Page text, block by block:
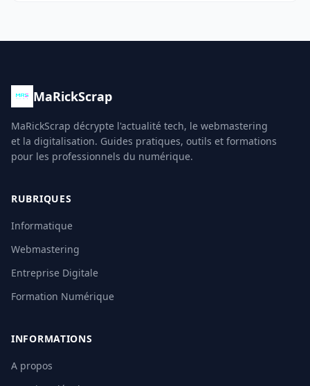
MaRickScrap
MaRickScrap décrypte l'actualité tech, le webmastering
et la digitalisation. Guides pratiques, outils et formations
pour les professionnels du numérique.
RUBRIQUES
Informatique
Webmastering
Entreprise Digitale
Formation Numérique
INFORMATIONS
A propos